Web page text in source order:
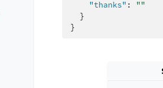
"thanks" :
""
}
}